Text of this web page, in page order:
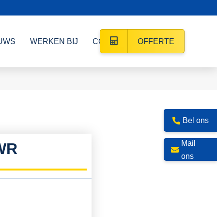
WERKEN BIJ CONTACT OFFERTE
Bel ons
Mail
ons